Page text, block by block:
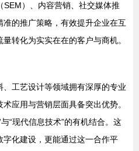
）、内容营销、社交媒体推
的推广策略，有效提升企业在互
转化为实实在在的客户与商机。
工艺设计等领域拥有深厚的专业
应用与营销层面具备突出优势。
“现代信息技术”的有机结合。这
化建设，更能通过这一合作平